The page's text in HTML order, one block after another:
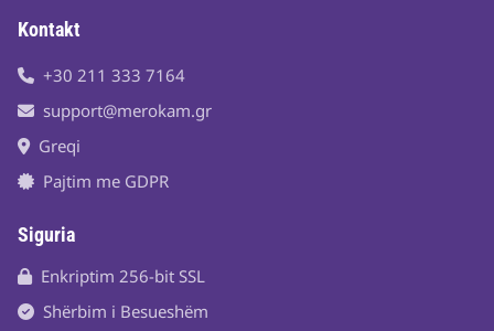
Kontakt
+30 211 333 7164
support@merokam.gr
Greqi
Pajtim me GDPR
Siguria
Enkriptim 256-bit SSL
Shërbim i Besueshëm